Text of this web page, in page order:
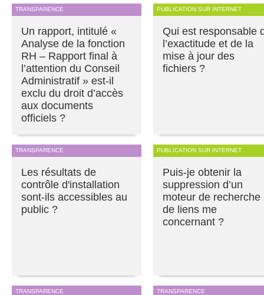
TRANSPARENCE
Un rapport, intitulé «
Analyse de la fonction
RH – Rapport final à
l’attention du Conseil
Administratif » est-il
exclu du droit d’accès
aux documents
officiels ?
PUBLICATION SUR INTERNET
Qui est responsable
l’exactitude et de la
mise à jour des
fichiers ?
TRANSPARENCE
Les résultats de
contrôle d'installation
sont-ils accessibles au
public ?
PUBLICATION SUR INTERNET
Puis-je obtenir la
suppression d’un
moteur de recherche
de liens me
concernant ?
TRANSPARENCE TRANSPARENCE